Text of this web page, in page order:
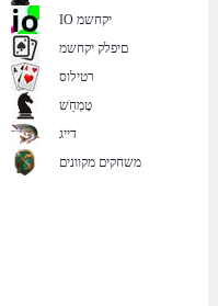
IO יקחשמ
םיפלק יקחשמ
רטילוס
טָמְחַׁש
דייג
משחקים מקוונים